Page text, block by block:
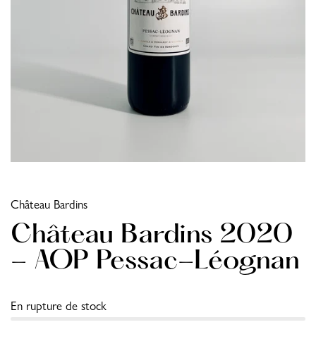
Château Bardins
Château Bardins 2020
- AOP Pessac-Léognan
En rupture de stock